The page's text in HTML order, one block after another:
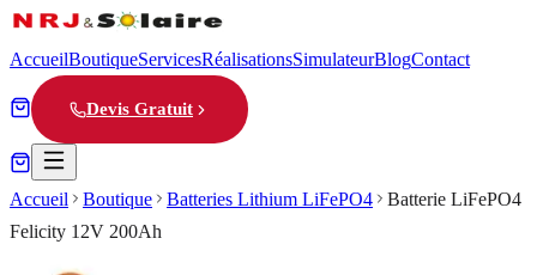
AccueilBoutiqueServicesRéalisationsSimulateurBlogContact
Devis Gratuit
Accueil Boutique Batteries Lithium LiFePO4
Batterie LiFePO4
Felicity 12V 200Ah